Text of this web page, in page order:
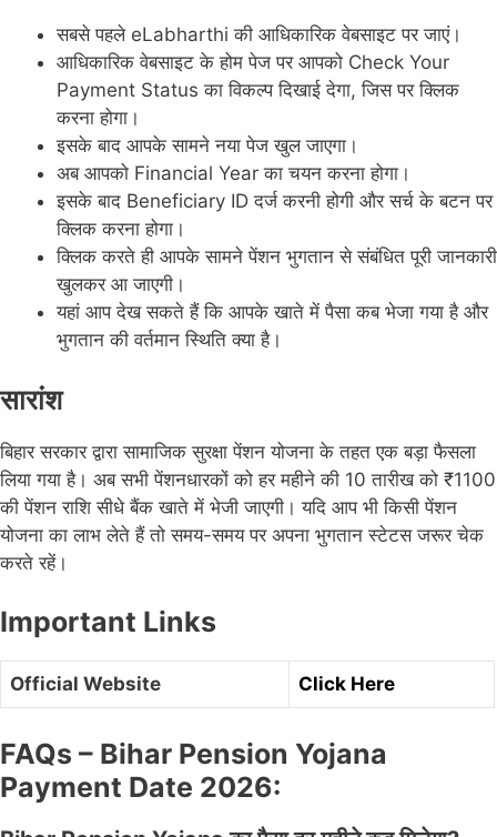
सबसे पहले eLabharthi की आधिकारिक वेबसाइट पर जाएं।
आधिकारिक वेबसाइट के होम पेज पर आपको Check Your
Payment Status का विकल्प दिखाई देगा, जिस पर क्लिक
करना होगा।
इसके बाद आपके सामने नया पेज खुल जाएगा।
अब आपको Financial Year का चयन करना होगा।
इसके बाद Beneficiary ID दर्ज करनी होगी और सर्च के बटन पर
क्लिक करना होगा।
क्लिक करते ही आपके सामने पेंशन भुगतान से संबंधित पूरी जानकारी
खुलकर आ जाएगी।
यहां आप देख सकते हैं कि आपके खाते में पैसा कब भेजा गया है और
भुगतान की वर्तमान स्थिति क्या है।
सारांश
बिहार सरकार द्वारा सामाजिक सुरक्षा पेंशन योजना के तहत एक बड़ा फैसला
लिया गया है। अब सभी पेंशनधारकों को हर महीने की 10 तारीख को ₹1100
की पेंशन राशि सीधे बैंक खाते में भेजी जाएगी। यदि आप भी किसी पेंशन
योजना का लाभ लेते हैं तो समय-समय पर अपना भुगतान स्टेटस जरूर चेक
करते रहें।
Important Links
Official Website Click Here
FAQs – Bihar Pension Yojana
Payment Date 2026: